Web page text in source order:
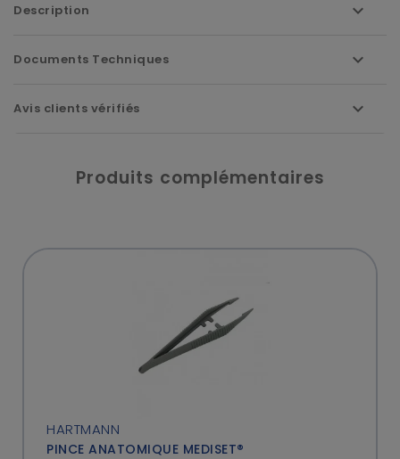
Description
Documents Techniques
Avis clients vérifiés
Produits complémentaires
HARTMANN
PINCE ANATOMIQUE MEDISET®